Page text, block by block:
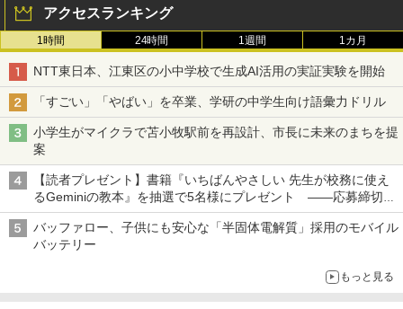
アクセスランキング
1時間 24時間 1週間 1カ月
NTT東日本、江東区の小中学校で生成AI活用の実証実験を開始
「すごい」「やばい」を卒業、学研の中学生向け語彙力ドリル
小学生がマイクラで苫小牧駅前を再設計、市長に未来のまちを提
案
【読者プレゼント】書籍『いちばんやさしい 先生が校務に使え
るGeminiの教本』を抽選で5名様にプレゼント ――応募締切は
2026年8月12日（水）まで
バッファロー、子供にも安心な「半固体電解質」採用のモバイル
バッテリー
もっと見る